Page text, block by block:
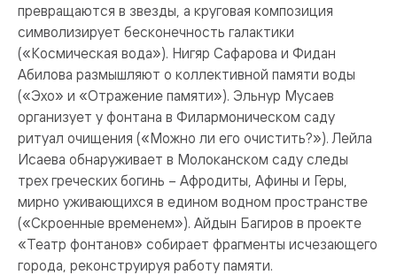
превращаются в звезды, а круговая композиция
символизирует бесконечность галактики
(«Космическая вода»). Нигяр Сафарова и Фидан
Абилова размышляют о коллективной памяти воды
(«Эхо» и «Отражение памяти»). Эльнур Мусаев
организует у фонтана в Филармоническом саду
ритуал очищения («Можно ли его очистить?»). Лейла
Исаева обнаруживает в Молоканском саду следы
трех греческих богинь – Афродиты, Афины и Геры,
мирно уживающихся в едином водном пространстве
(«Скроенные временем»). Айдын Багиров в проекте
«Театр фонтанов» собирает фрагменты исчезающего
города, реконструируя работу памяти.